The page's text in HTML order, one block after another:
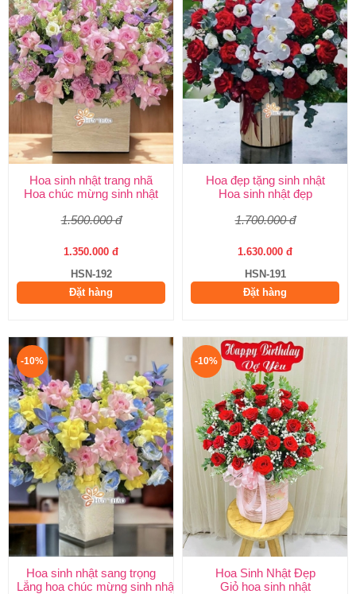
Hoa sinh nhật trang nhã
Hoa chúc mừng sinh nhật
1.500.000 đ
1.350.000 đ
HSN-192
Đặt hàng
Hoa đẹp tặng sinh nhật
Hoa sinh nhật đẹp
1.700.000 đ
1.630.000 đ
HSN-191
Đặt hàng
-10%
Hoa sinh nhật sang trọng
Lẵng hoa chúc mừng sinh nhật
-10%
Hoa Sinh Nhật Đẹp
Giỏ hoa sinh nhật